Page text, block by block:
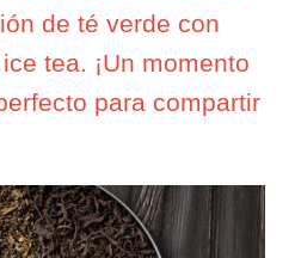
de té verde con
tea. ¡Un momento
para compartir